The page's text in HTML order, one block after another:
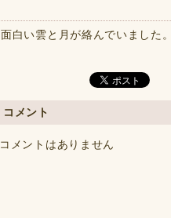
面白い雲と月が絡んでいました。
コメント
コメントはありません